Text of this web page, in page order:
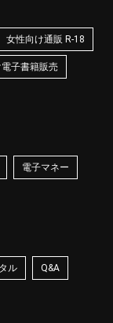
女性向け通販 R-18
子書籍販売
電子マネー
ル Q&A